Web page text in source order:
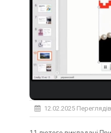
12.02.2025